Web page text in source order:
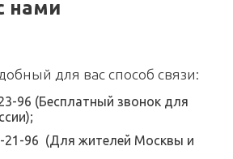
нами
для вас способ связи:
96 (Бесплатный звонок для
21-96 (Для жителей Москвы и